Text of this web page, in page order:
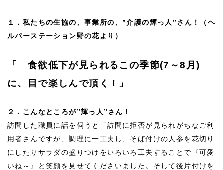
１．私たちの生協の、事業所の、”介護の輝っ人”さん！
（ヘ
ルパーステーション野の花より）
「 食欲低下が見られるこの季節(7～8月)
に、目で楽しんで頂く！
」
２．こんなところが”輝っ人”さん！
訪問した職員に話を伺うと「訪問に拒否が見られがちなご利
用者さんですが、調理に一工夫し、そば付けの人参を花切り
にしたりサラダの盛りつけをいろいろ工夫することで『可愛
いね～』と笑顔を見せてくださいました。そして後片付けを